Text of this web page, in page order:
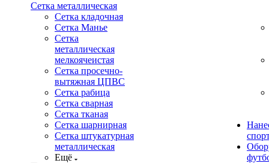
Сетка металлическая
Сетка кладочная
Сетка Манье
Сетка
металлическая
мелкоячеистая
Сетка просечно-
вытяжная ЦПВС
Сетка рабица
Сетка сварная
Сетка тканая
Сетка шарнирная
Сетка штукатурная
металлическая
Ещё